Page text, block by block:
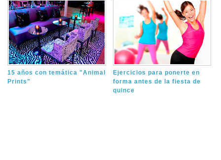
15 años con temática "Animal
Prints"
Ejercicios para ponerte en
forma antes de la fiesta de
quince